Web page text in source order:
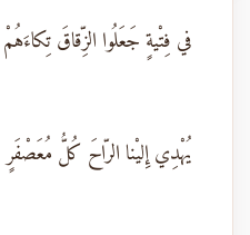
في فِتْيةٍ جَعَلُوا الزِّقاقَ تِكاءَهُمْ
يُهْدِي إِليْنا الرّاحَ كُلُّ مُعَصْفَرٍ